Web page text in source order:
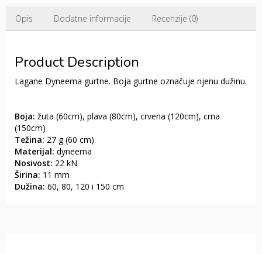
Opis Dodatne informacije Recenzije (0)
Product Description
Lagane Dyneema gurtne. Boja gurtne označuje njenu dužinu.
Boja: žuta (60cm), plava (80cm), crvena (120cm), crna
(150cm)
Težina: 27 g (60 cm)
Materijal: dyneema
Nosivost: 22 kN
Širina: 11 mm
Dužina: 60, 80, 120 i 150 cm